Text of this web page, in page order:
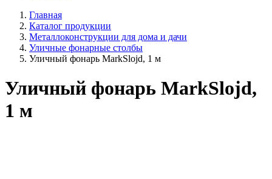
Главная
Каталог продукции
Металлоконструкции для дома и дачи
Уличные фонарные столбы
Уличный фонарь MarkSlojd, 1 м
Уличный фонарь MarkSlojd,
1 м